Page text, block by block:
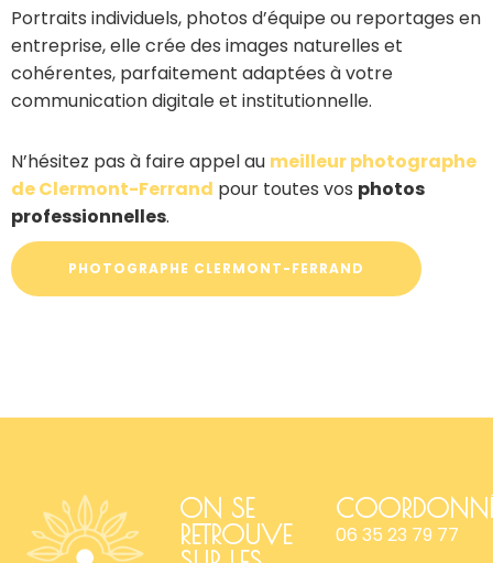
Portraits individuels, photos d’équipe ou reportages en
entreprise, elle crée des images naturelles et
cohérentes, parfaitement adaptées à votre
communication digitale et institutionnelle.
N’hésitez pas à faire appel au meilleur photographe
de Clermont-Ferrand pour toutes vos photos
professionnelles.
PHOTOGRAPHE CLERMONT-FERRAND
ON SE
RETROUVE
06 35 23 79 77